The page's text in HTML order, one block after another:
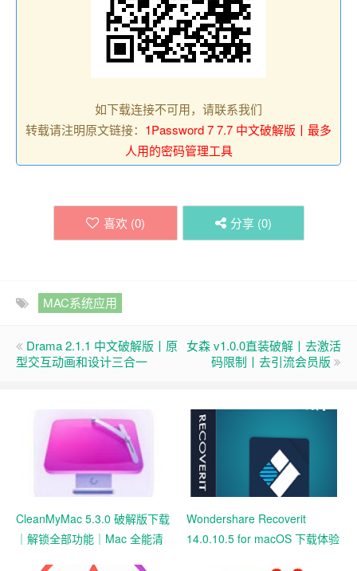
如下载连接不可用，请联系我们
转载请注明原文链接： 1Password 7 7.7 中文破解版丨最多
人用的密码管理工具
喜欢 (0) 分享 (0)
MAC系统应用
Drama 2.1.1 中文破解版丨原
型交互动画和设计三合一
女森 v1.0.0直装破解丨去激活
码限制丨去引流会员版
CleanMyMac 5.3.0 破解版下载
｜解锁全部功能｜Mac 全能清
Wondershare Recoverit
14.0.10.5 for macOS 下载体验